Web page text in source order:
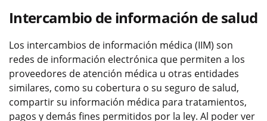
Intercambio de información de salud
Los intercambios de información médica (IIM) son
redes de información electrónica que permiten a los
proveedores de atención médica u otras entidades
similares, como su cobertura o su seguro de salud,
compartir su información médica para tratamientos,
pagos y demás fines permitidos por la ley. Al poder ver